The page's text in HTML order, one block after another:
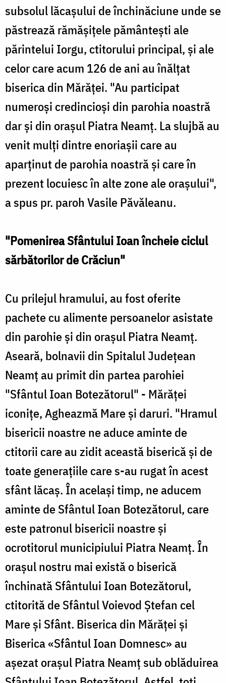
subsolul lăcaşului de închinăciune unde se
păstrează rămăşiţele pământeşti ale
părintelui Iorgu, ctitorului principal, şi ale
celor care acum 126 de ani au înălţat
biserica din Mărăţei. "Au participat
numeroşi credincioşi din parohia noastră
dar şi din oraşul Piatra Neamţ. La slujbă au
venit mulţi dintre enoriaşii care au
aparţinut de parohia noastră şi care în
prezent locuiesc în alte zone ale oraşului",
a spus pr. paroh Vasile Păvăleanu.
"Pomenirea Sfântului Ioan încheie ciclul
sărbătorilor de Crăciun"
Cu prilejul hramului, au fost oferite
pachete cu alimente persoanelor asistate
din parohie şi din oraşul Piatra Neamţ.
Aseară, bolnavii din Spitalul Judeţean
Neamţ au primit din partea parohiei
"Sfântul Ioan Botezătorul" - Mărăţei
iconiţe, Agheazmă Mare şi daruri. "Hramul
bisericii noastre ne aduce aminte de
ctitorii care au zidit această biserică şi de
toate generaţiile care s-au rugat în acest
sfânt lăcaş. În acelaşi timp, ne aducem
aminte de Sfântul Ioan Botezătorul, care
este patronul bisericii noastre şi
ocrotitorul municipiului Piatra Neamţ. În
oraşul nostru mai există o biserică
închinată Sfântului Ioan Botezătorul,
ctitorită de Sfântul Voievod Ştefan cel
Mare şi Sfânt. Biserica din Mărăţei şi
Biserica «Sfântul Ioan Domnesc» au
aşezat oraşul Piatra Neamţ sub oblăduirea